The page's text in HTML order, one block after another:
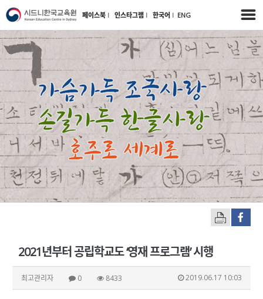
페이스북 l 인스타그램 l 한국어 l ENG
2021년부터 공립학교도 ‘영재 프로그램’ 시행
최고관리자 0 8433 2019.06.17 10:03